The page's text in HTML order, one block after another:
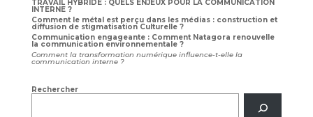
TRAVAIL HYBRIDE : QUELS ENJEUX POUR LA COMMUNICATION
INTERNE ?
Comment le métal est perçu dans les médias : construction et
diffusion de stigmatisation Culturelle ?
Communication engageante : Comment Natagora renouvelle
la communication environnementale ?
Comment la transformation numérique influence-t-elle la
communication interne ?
Rechercher